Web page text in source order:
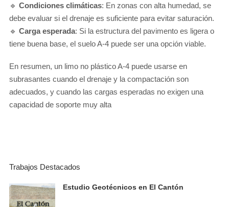
🔹 Condiciones climáticas: En zonas con alta humedad, se
debe evaluar si el drenaje es suficiente para evitar saturación.
🔹 Carga esperada: Si la estructura del pavimento es ligera o
tiene buena base, el suelo A-4 puede ser una opción viable.
En resumen, un limo no plástico A-4 puede usarse en
subrasantes cuando el drenaje y la compactación son
adecuados, y cuando las cargas esperadas no exigen una
capacidad de soporte muy alta
Trabajos Destacados
Estudio Geotécnicos en El Cantón